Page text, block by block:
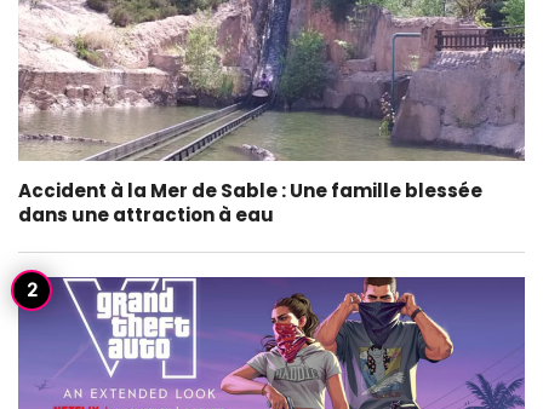
Accident à la Mer de Sable : Une famille blessée
dans une attraction à eau